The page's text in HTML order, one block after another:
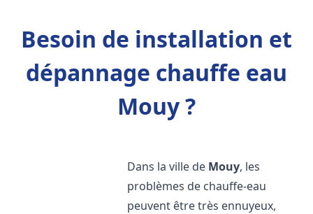
Besoin de installation et
dépannage chauffe eau
Mouy ?
Dans la ville de Mouy, les
problèmes de chauffe-eau
peuvent être très ennuyeux,